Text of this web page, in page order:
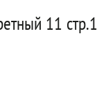
11 стр.1